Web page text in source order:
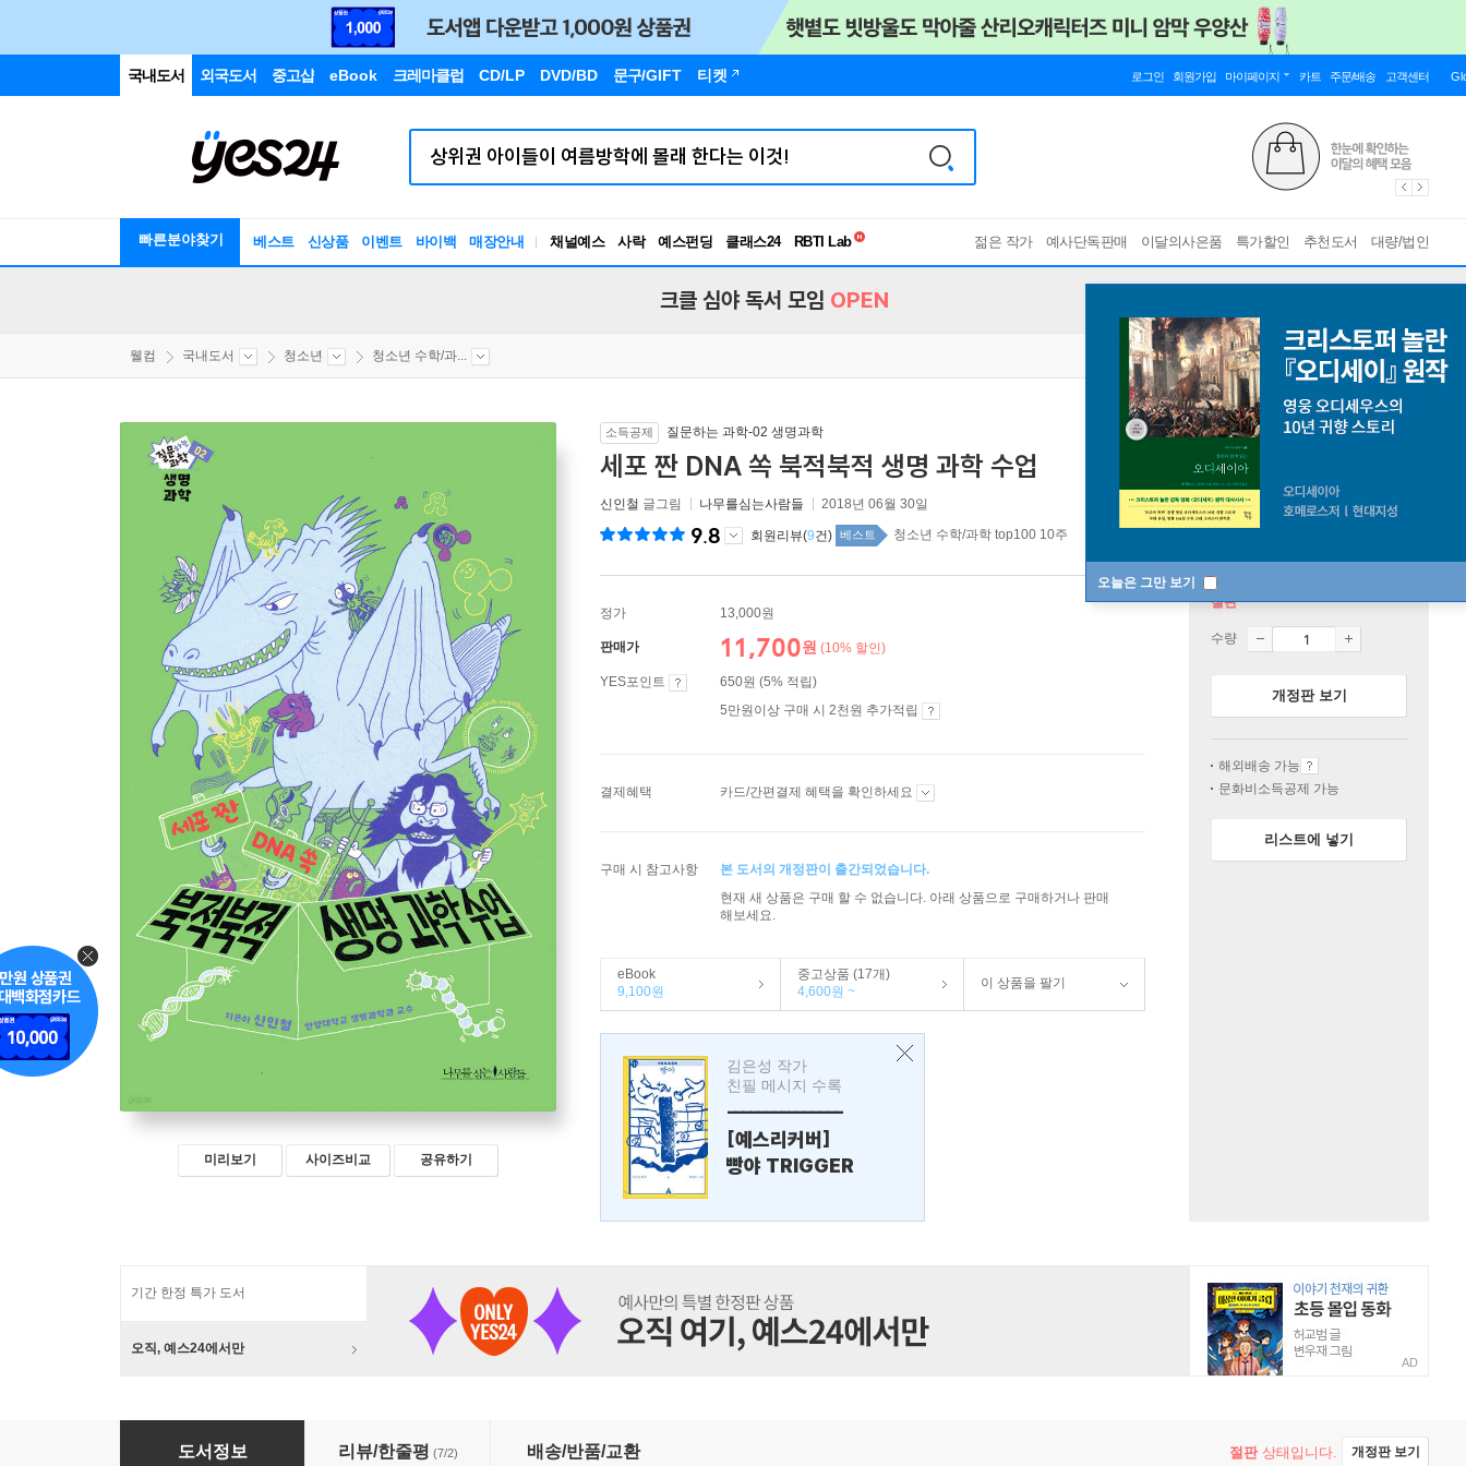
국내도서 외국도서 중고샵 eBook 크레마클럽 CD/LP DVD/BD 문구/GIFT 티켓 로그인 회원가입 마이페이지 카트 주문/배송 고객센터
빠른분야찾기 베스트 신상품 이벤트 바이백 매장안내 채널예스 사락 예스펀딩 클래스24
RBTI Lab
독서유형검사
젊은 작가 예사단독판매 이달의사은품 특가할인 추천도서 대량/법인
오늘은 그만 보기
크클 심야 독서 모임 OPEN
웰컴 국내도서 청소년 청소년 수학/과...
미리보기 사이즈비교 공유하기
소득공제 질문하는 과학-02 생명과학
세포 짠 DNA 쏙 북적북적 생명 과학 수업
신인철 글그림 나무를심는사람들 2018년 06월 30일
9.8 회원리뷰(9건) 베스트 청소년 수학/과학 top100 10주
정가 13,000원
판매가 11,700원 (10% 할인)
YES포인트
650원 (5% 적립)
5만원이상 구매 시 2천원 추가적립
결제혜택 카드/간편결제 혜택을 확인하세요
구매 시 참고사항
본 도서의 개정판이 출간되었습니다.
현재 새 상품은 구매 할 수 없습니다. 아래 상품으로 구매하거나 판매
해보세요.
eBook
9,100원
중고상품 (17개)
4,600원 ~
이 상품을 팔기
김은성 작가
친필 메시지 수록
---------------
[예스리커버]
빵야 TRIGGER
절판
수량
개정판 보기
해외배송 가능
문화비소득공제 가능
리스트에 넣기
기간 한정 특가 도서
오직, 예스24에서만
AD
세포 짠 DNA 쏙 북적북적 생명 과학 수업
도서정보 리뷰/한줄평 (7/2) 배송/반품/교환 절판상태입니다. 개정판 보기